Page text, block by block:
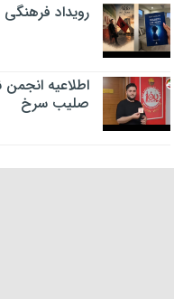
رویداد فرهنگی و
اطلاعیه
صلیب سرخ